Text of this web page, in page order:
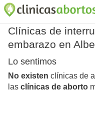
Clínicas de
embarazo en
Lo sentimos
No existen clínicas de
las clínicas de aborto